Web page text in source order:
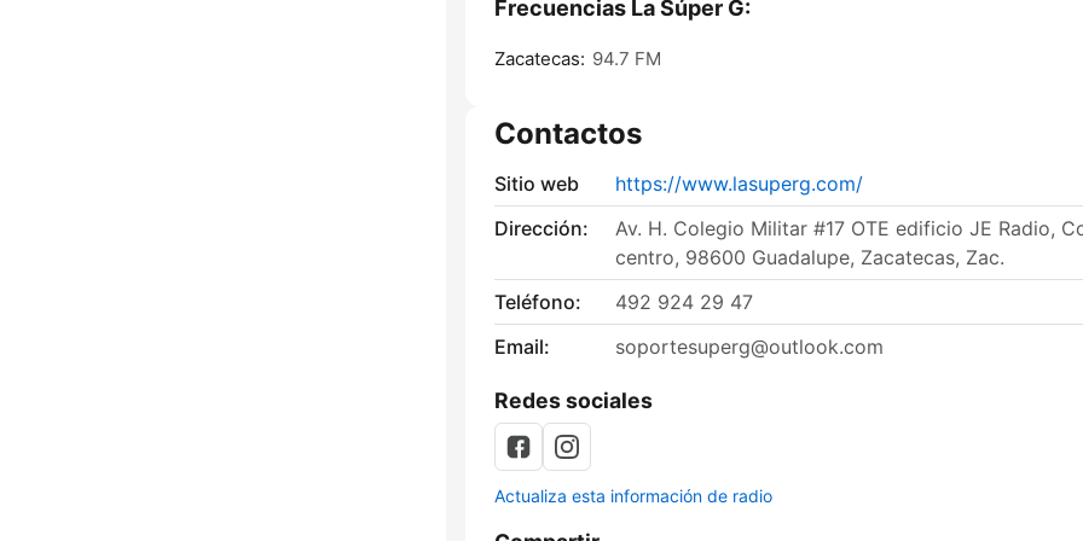
Frecuencias La Súper G:
Zacatecas: 94.7 FM
Contactos
Sitio web
https://www.lasuperg.com/
Dirección:
Av. H. Colegio Militar #17 OTE edificio JE Radio,
centro, 98600 Guadalupe, Zacatecas, Zac.
Teléfono:
492 924 29 47
Email:
soportesuperg@outlook.com
Redes sociales
Actualiza esta información de radio